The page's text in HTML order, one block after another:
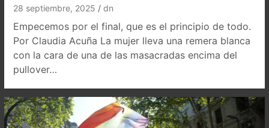
28 septiembre, 2025 dn
Empecemos por el final, que es el principio de todo.
Por Claudia Acuña La mujer lleva una remera blanca
con la cara de una de las masacradas encima del
pullover…